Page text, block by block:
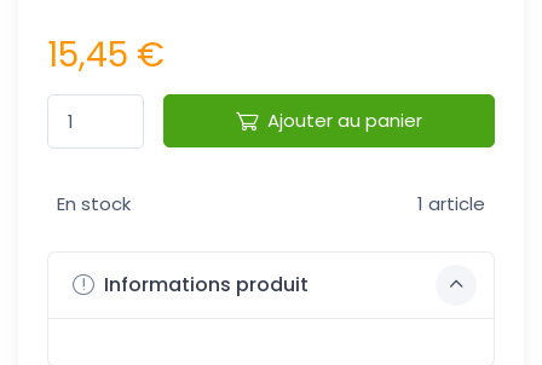
15,45 €
Ajouter au panier
En stock 1 article
Informations produit